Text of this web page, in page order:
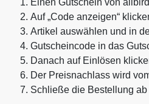
Auf „Code anzeigen“
Artikel auswählen und in
Gutscheincode in das
Danach auf Einlösen
Der Preisnachlass wird
Schließe die Bestellung ab